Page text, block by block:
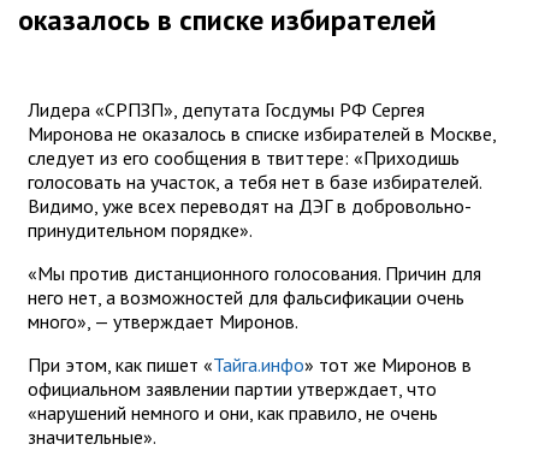
оказалось в списке избирателей
Лидера «СРПЗП», депутата Госдумы РФ Сергея
Миронова не оказалось в списке избирателей в Москве,
следует из его сообщения в твиттере: «Приходишь
голосовать на участок, а тебя нет в базе избирателей.
Видимо, уже всех переводят на ДЭГ в добровольно-
принудительном порядке».
«Мы против дистанционного голосования. Причин для
него нет, а возможностей для фальсификации очень
много», — утверждает Миронов.
При этом, как пишет «Тайга.инфо» тот же Миронов в
официальном заявлении партии утверждает, что
«нарушений немного и они, как правило, не очень
значительные».